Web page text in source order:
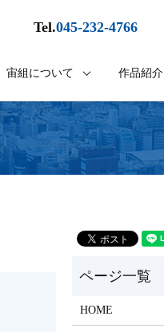
Tel.045-232-4766
宙組について 作品紹介
HOME